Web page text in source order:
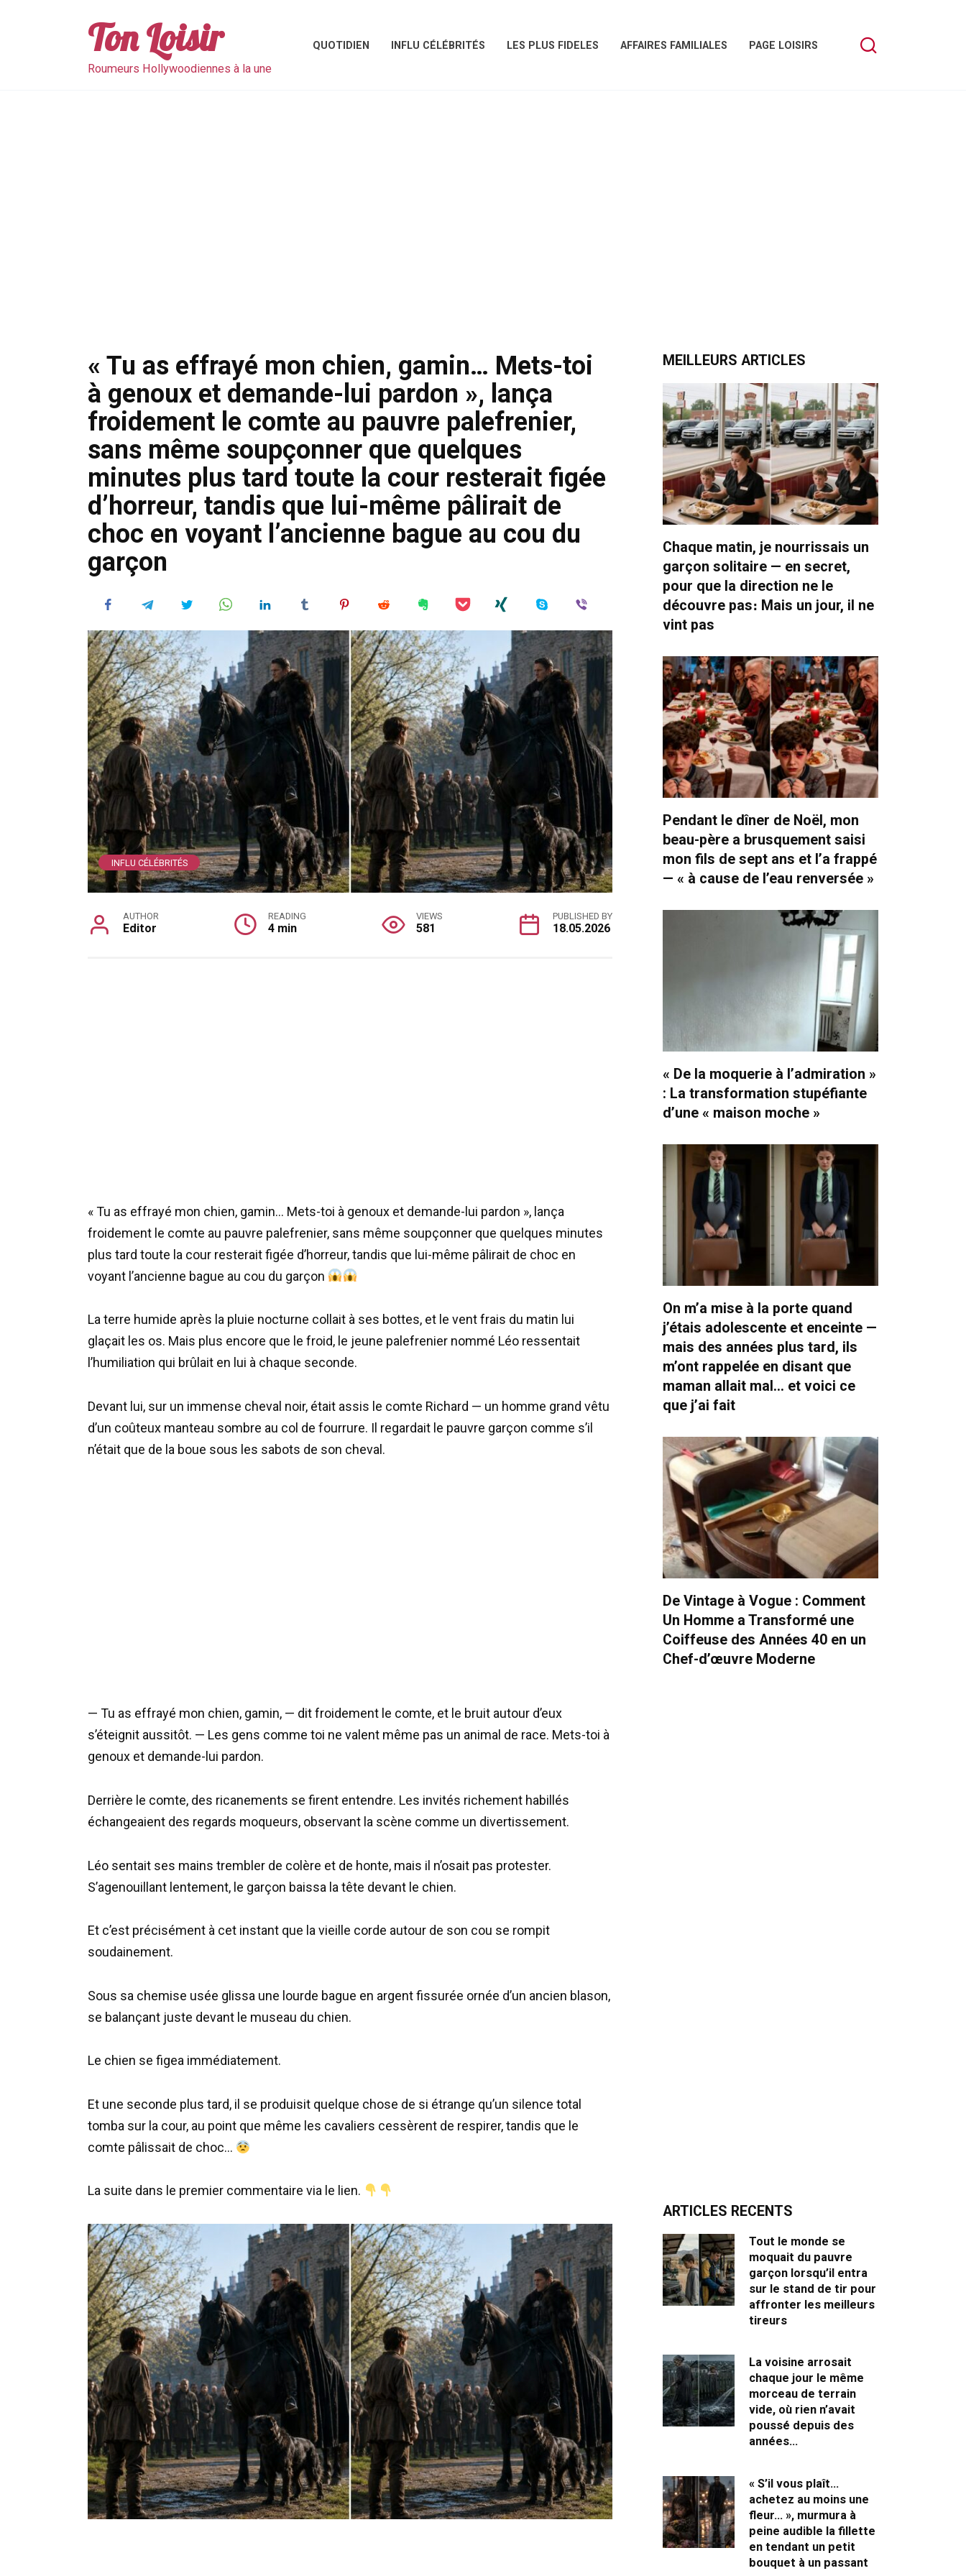
Ton Loisir
Roumeurs Hollywoodiennes à la une
QUOTIDIEN INFLU CÉLÉBRITÉS LES PLUS FIDELES AFFAIRES FAMILIALES PAGE LOISIRS
« Tu as effrayé mon chien, gamin… Mets-toi
à genoux et demande-lui pardon », lança
froidement le comte au pauvre palefrenier,
sans même soupçonner que quelques
minutes plus tard toute la cour resterait figée
d’horreur, tandis que lui-même pâlirait de
choc en voyant l’ancienne bague au cou du
garçon
INFLU CÉLÉBRITÉS
AUTHOR
Editor
READING
4 min
VIEWS
581
PUBLISHED BY
18.05.2026
« Tu as effrayé mon chien, gamin… Mets-toi à genoux et demande-lui pardon », lança
froidement le comte au pauvre palefrenier, sans même soupçonner que quelques minutes
plus tard toute la cour resterait figée d’horreur, tandis que lui-même pâlirait de choc en
voyant l’ancienne bague au cou du garçon
La terre humide après la pluie nocturne collait à ses bottes, et le vent frais du matin lui
glaçait les os. Mais plus encore que le froid, le jeune palefrenier nommé Léo ressentait
l’humiliation qui brûlait en lui à chaque seconde.
Devant lui, sur un immense cheval noir, était assis le comte Richard — un homme grand vêtu
d’un coûteux manteau sombre au col de fourrure. Il regardait le pauvre garçon comme s’il
n’était que de la boue sous les sabots de son cheval.
— Tu as effrayé mon chien, gamin, — dit froidement le comte, et le bruit autour d’eux
s’éteignit aussitôt. — Les gens comme toi ne valent même pas un animal de race. Mets-toi à
genoux et demande-lui pardon.
Derrière le comte, des ricanements se firent entendre. Les invités richement habillés
échangeaient des regards moqueurs, observant la scène comme un divertissement.
Léo sentait ses mains trembler de colère et de honte, mais il n’osait pas protester.
S’agenouillant lentement, le garçon baissa la tête devant le chien.
Et c’est précisément à cet instant que la vieille corde autour de son cou se rompit
soudainement.
Sous sa chemise usée glissa une lourde bague en argent fissurée ornée d’un ancien blason,
se balançant juste devant le museau du chien.
Le chien se figea immédiatement.
Et une seconde plus tard, il se produisit quelque chose de si étrange qu’un silence total
tomba sur la cour, au point que même les cavaliers cessèrent de respirer, tandis que le
comte pâlissait de choc…
La suite dans le premier commentaire via le lien.
MEILLEURS ARTICLES
Chaque matin, je nourrissais un
garçon solitaire — en secret,
pour que la direction ne le
découvre pas։ Mais un jour, il ne
vint pas
Pendant le dîner de Noël, mon
beau-père a brusquement saisi
mon fils de sept ans et l’a frappé
— « à cause de l’eau renversée »
« De la moquerie à l’admiration »
: La transformation stupéfiante
d’une « maison moche »
On m’a mise à la porte quand
j’étais adolescente et enceinte —
mais des années plus tard, ils
m’ont rappelée en disant que
maman allait mal… et voici ce
que j’ai fait
De Vintage à Vogue : Comment
Un Homme a Transformé une
Coiffeuse des Années 40 en un
Chef-d’œuvre Moderne
ARTICLES RECENTS
Tout le monde se
moquait du pauvre
garçon lorsqu’il entra
sur le stand de tir pour
affronter les meilleurs
tireurs
La voisine arrosait
chaque jour le même
morceau de terrain
vide, où rien n’avait
poussé depuis des
années…
« S’il vous plaît…
achetez au moins une
fleur… », murmura à
peine audible la fillette
en tendant un petit
bouquet à un passant